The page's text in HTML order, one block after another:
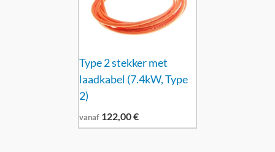
Type 2 stekker met
laadkabel (7.4kW, Type
2)
vanaf 122,00€